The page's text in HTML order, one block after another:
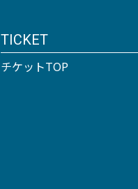
TICKET
チケットTOP